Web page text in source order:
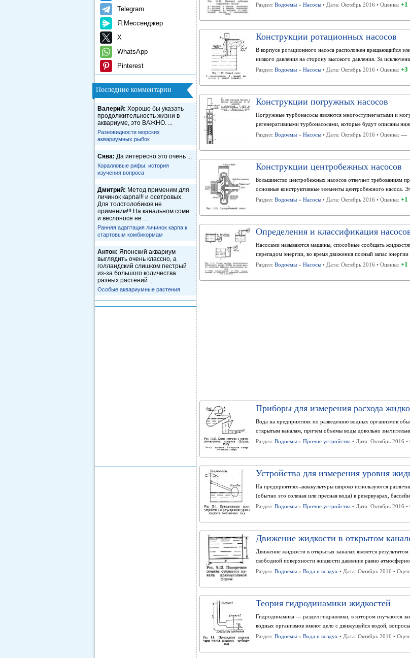
Telegram
Я.Мессенджер
X
WhatsApp
Pinterest
Последние комментарии
Валерий: Хорошо бы указать
продолжительность жизни в
аквариуме, это ВАЖНО. ...
Разновидности морских
аквариумных рыбок
Сява: Да интересно это очень ...
Коралловые рифы: история
изучения вопроса
Дмитрий: Метод применим для
личинок карпа!!! и осетровых.
Для толстолобиков не
применим!!! На канальном соме
и веслоносе не ...
Ранняя адаптация личинок карпа к
стартовым комбикормам
Антон: Японский аквариум
выглядить очень классно, а
голландский слишком пестрый
из-за большого количества
разных растений ...
Особые аквариумные растения
Раздел: Водоемы » Насосы • Дата: Октябрь 2016 • Оценка: +1
Конструкции ротационных насосов
В корпусе ротационного насоса расположен вращающийся
низкого давления на сторону высокого давления. За
Раздел: Водоемы » Насосы • Дата: Октябрь 2016 • Оценка: +3
Конструкции погружных насосов
Погружные турбонасосы являются многоступенчатыми и
регенеративными турбонасосами, которые будут описаны
Раздел: Водоемы » Насосы • Дата: Октябрь 2016 • Оценка: —
Конструкции центробежных насосов
Большинство центробежных насосов отвечает требованиям
основные конструктивные элементы центробежного насоса.
Раздел: Водоемы » Насосы • Дата: Октябрь 2016 • Оценка: +1
Определения и классификация
Насосами называются машины, способные сообщать
перепадом энергии, во время движения полный запас
Раздел: Водоемы » Насосы • Дата: Октябрь 2016 • Оценка: +1
Приборы для измерения расхода
Вода на предприятиях по разведению водных организмов
открытым каналам, причем объемы воды довольно
Раздел: Водоемы » Прочие устройства • Дата: Октябрь 2016 •
Устройства для измерения уровня
На предприятиях-аквакультуры широко используются
(обычно это соленая или пресная вода) в резервуарах,
Раздел: Водоемы » Прочие устройства • Дата: Октябрь 2016 •
Движение жидкости в открытом
Движение жидкости в открытых каналах является
свободной поверхности жидкости давление равно
Раздел: Водоемы » Вода и воздух • Дата: Октябрь 2016 •
Теория гидродинамики жидкостей
Гидродинамика — раздел гидравлики, в котором изучаются
водных организмов имеют дело с движущейся водой,
Раздел: Водоемы » Вода и воздух • Дата: Октябрь 2016 •